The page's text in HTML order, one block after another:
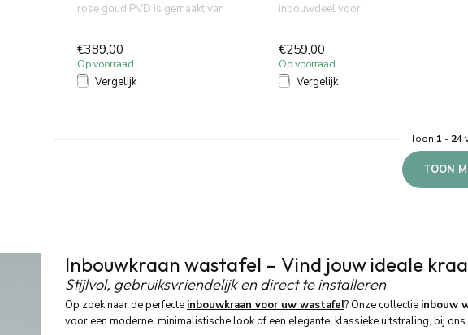
rose goud PVD is gemaakt van
€389,00
Op voorraad
Vergelijk
inbouwdeel voor
perfecte oplossing...
€259,00
Op voorraad
Vergelijk
Toon 1 - 24
TOON
Inbouwkraan wastafel – Vind jouw ideale
Stijlvol, gebruiksvriendelijk en direct te installeren
Op zoek naar de perfecte inbouwkraan voor uw wastafel? Onze collectie inbouw
voor een moderne, minimalistische look of een elegante, klassieke uitstraling, bij